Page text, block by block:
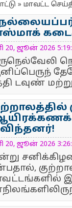
» மாவட்ட
20, ஜூன் 2026
டவுண்
20, ஜூன் 2026